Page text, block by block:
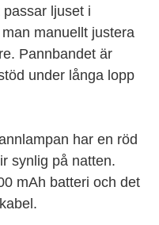
passar ljuset i
manuellt justera
Pannbandet är
under långa lopp
har en röd
synlig på natten.
mAh batteri och det